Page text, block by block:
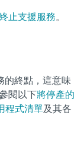
止支援服務。
的終點，這意味
閱以下將停產的
程式清單及其各